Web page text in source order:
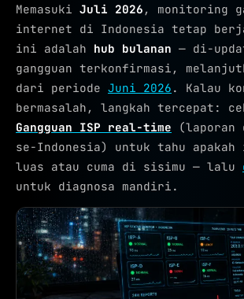
Memasuki Juli 2026 , monitoring
internet di Indonesia tetap
ini adalah hub bulanan — di-
gangguan terkonfirmasi,
dari periode Juni 2026 . Kalau
bermasalah, langkah tercepat:
Gangguan ISP real-time (laporan
se-Indonesia) untuk tahu apakah
luas atau cuma di sisimu — lalu
untuk diagnosa mandiri.